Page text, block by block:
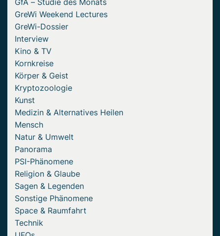
GreWi Weekend Lectures
GreWi-Dossier
Interview
Kino & TV
Kornkreise
Körper & Geist
Kryptozoologie
Kunst
Medizin & Alternatives Heilen
Mensch
Natur & Umwelt
Panorama
PSI-Phänomene
Religion & Glaube
Sagen & Legenden
Sonstige Phänomene
Space & Raumfahrt
Technik